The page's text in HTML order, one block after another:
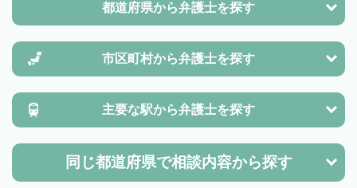
都道府県から弁護士を探す
市区町村から弁護士を探す
主要な駅から弁護士を探す
同じ都道府県で相談内容から探す